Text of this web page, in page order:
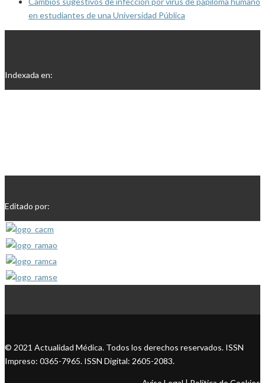
en estudiantes de una Universidad Pública
Indexada en:
Editado por:
© 2021 Actualidad Médica. Todos los derechos reservados. ISSN
Impreso: 0365-7965. ISSN Digital: 2605-2083.